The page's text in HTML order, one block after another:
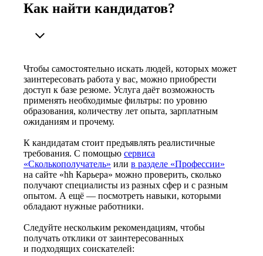
Как найти кандидатов?
Чтобы самостоятельно искать людей, которых может
заинтересовать работа у вас, можно приобрести
доступ к базе резюме. Услуга даёт возможность
применять необходимые фильтры: по уровню
образования, количеству лет опыта, зарплатным
ожиданиям и прочему.
К кандидатам стоит предъявлять реалистичные
требования. С помощью сервиса
«Сколькополучатель» или в разделе «Профессии»
на сайте «hh Карьера» можно проверить, сколько
получают специалисты из разных сфер и с разным
опытом. А ещё — посмотреть навыки, которыми
обладают нужные работники.
Следуйте нескольким рекомендациям, чтобы
получать отклики от заинтересованных
и подходящих соискателей: